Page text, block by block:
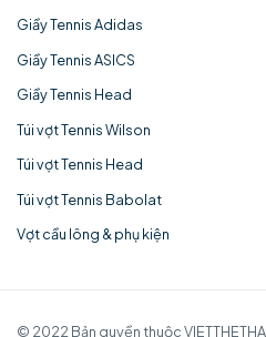
Giầy Tennis Adidas
Giầy Tennis ASICS
Giầy Tennis Head
Túi vợt Tennis Wilson
Túi vợt Tennis Head
Túi vợt Tennis Babolat
Vợt cầu lông & phụ kiện
© 2022 Bản quyền thuộc